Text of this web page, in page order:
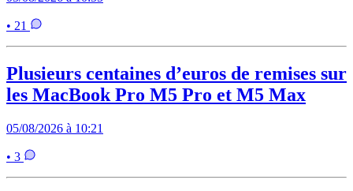
• 21
Plusieurs centaines d’euros de remises sur
les MacBook Pro M5 Pro et M5 Max
05/08/2026 à 10:21
• 3